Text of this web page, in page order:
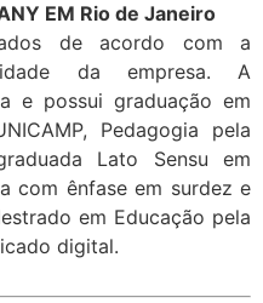
EM Rio de Janeiro
de acordo com a
da empresa. A
e possui graduação em
Pedagogia pela
Lato Sensu em
com ênfase em surdez e
em Educação pela
digital.